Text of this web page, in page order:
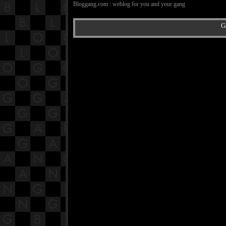
Bloggang.com : weblog for you and your gang